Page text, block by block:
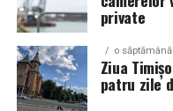
sambata, respectiv
Editia aniversara
un loc unde cultura
muzica se intalnesc
private
o
Ziua
patru zile